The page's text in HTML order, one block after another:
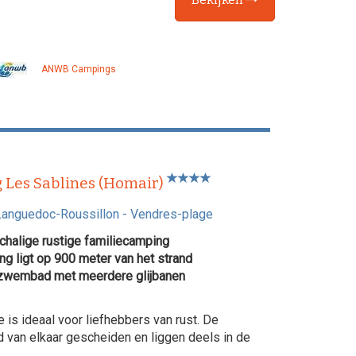
ANWB Campings
Les Sablines (Homair)
Roussillon - Vendres-plage
rustige familiecamping
ligt op 900 meter van het strand
met meerdere glijbanen
is ideaal voor liefhebbers van rust. De
elkaar gescheiden en liggen deels in de